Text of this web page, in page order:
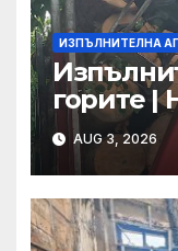
ИЗПЪЛНИТЕЛНА
горите |
AUG 3, 2026